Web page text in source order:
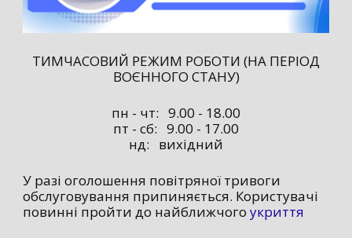
ТИМЧАСОВИЙ РЕЖИМ РОБОТИ (НА ПЕРІОД
ВОЄННОГО СТАНУ)
пн - чт: 9.00 - 18.00
пт - сб: 9.00 - 17.00
нд: вихідний
У разі оголошення повітряної тривоги
обслуговування припиняється. Користувачі
повинні пройти до найближчого укриття